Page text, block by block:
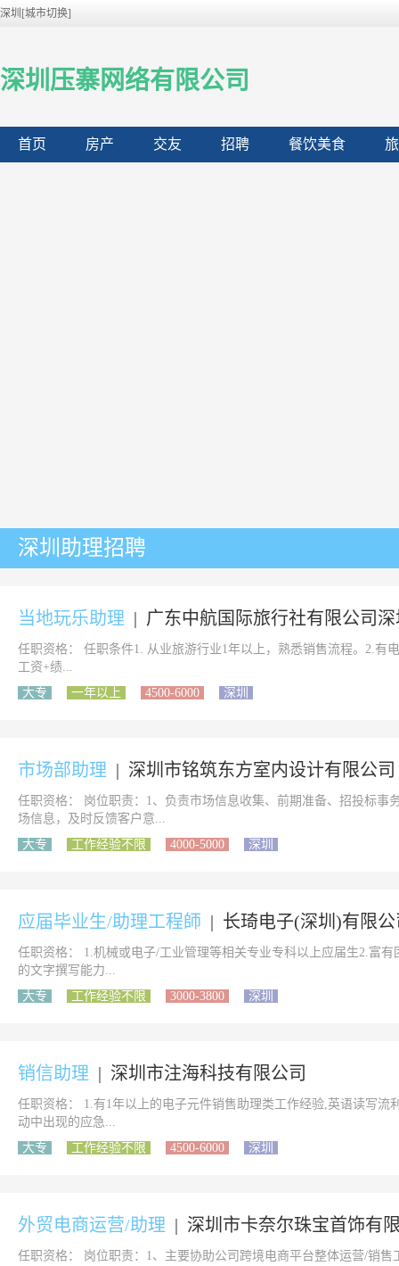
深圳[城市切换]
深圳压寨网络有限公司
首页 房产 交友 招聘 餐饮美食
深圳助理招聘
当地玩乐助理 | 广东中航国际旅行社有限公司
任职资格： 任职条件1. 从业旅游行业1年以上，熟悉销售流程。2.有
工资+绩...
大专
一年以上 4500-6000 深圳
市场部助理 | 深圳市铭筑东方室内设计有限公司
任职资格： 岗位职责：1、负责市场信息收集、前期准备、招投标
场信息，及时反馈客户意...
大专
工作经验不限 4000-5000 深圳
应届毕业生/助理工程師 | 长琦电子(深圳)有限公
任职资格： 1.机械或电子/工业管理等相关专业专科以上应届生2.富
的文字撰写能力...
大专
工作经验不限 3000-3800 深圳
销信助理 | 深圳市注海科技有限公司
任职资格： 1.有1年以上的电子元件销售助理类工作经验,英语读写
动中出现的应急...
大专
工作经验不限 4500-6000 深圳
外贸电商运营/助理 | 深圳市卡奈尔珠宝首饰有
任职资格： 岗位职责：1、主要协助公司跨境电商平台整体运营/销